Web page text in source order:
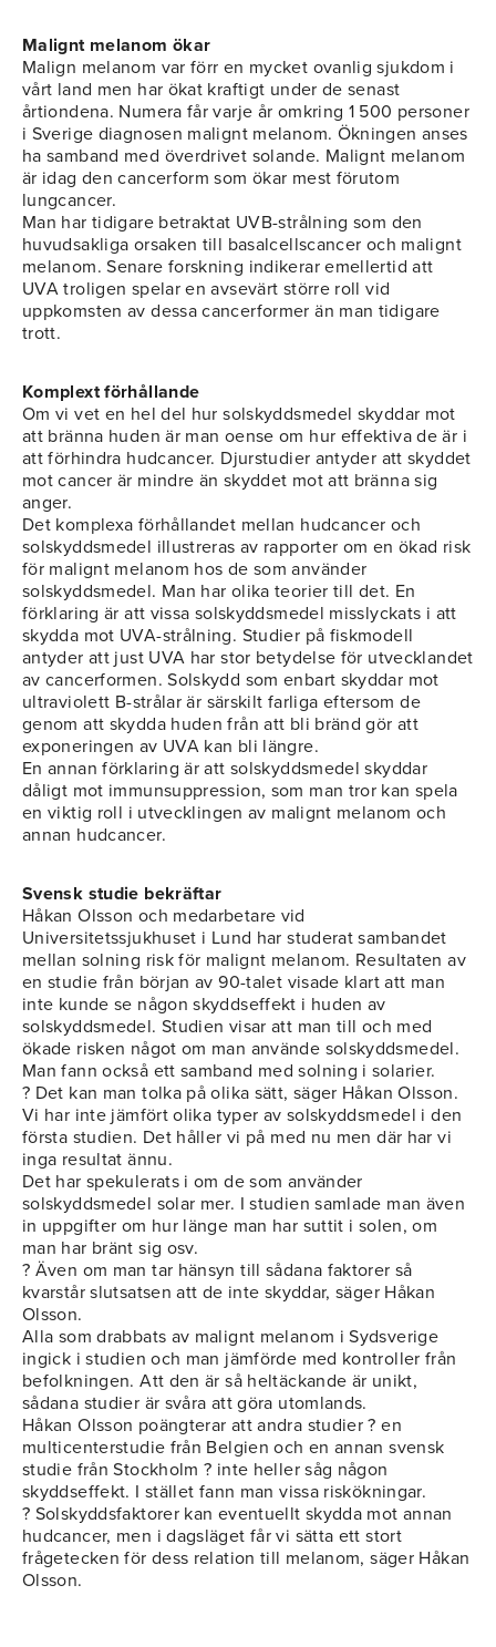
Malignt melanom ökar
Malign melanom var förr en mycket ovanlig sjukdom i
vårt land men har ökat kraftigt under de senast
årtiondena. Numera får varje år omkring 1 500 personer
i Sverige diagnosen malignt melanom. Ökningen anses
ha samband med överdrivet solande. Malignt melanom
är idag den cancerform som ökar mest förutom
lungcancer.
Man har tidigare betraktat UVB-strålning som den
huvudsakliga orsaken till basalcellscancer och malignt
melanom. Senare forskning indikerar emellertid att
UVA troligen spelar en avsevärt större roll vid
uppkomsten av dessa cancerformer än man tidigare
trott.
Komplext förhållande
Om vi vet en hel del hur solskyddsmedel skyddar mot
att bränna huden är man oense om hur effektiva de är i
att förhindra hudcancer. Djurstudier antyder att skyddet
mot cancer är mindre än skyddet mot att bränna sig
anger.
Det komplexa förhållandet mellan hudcancer och
solskyddsmedel illustreras av rapporter om en ökad risk
för malignt melanom hos de som använder
solskyddsmedel. Man har olika teorier till det. En
förklaring är att vissa solskyddsmedel misslyckats i att
skydda mot UVA-strålning. Studier på fiskmodell
antyder att just UVA har stor betydelse för utvecklandet
av cancerformen. Solskydd som enbart skyddar mot
ultraviolett B-strålar är särskilt farliga eftersom de
genom att skydda huden från att bli bränd gör att
exponeringen av UVA kan bli längre.
En annan förklaring är att solskyddsmedel skyddar
dåligt mot immunsuppression, som man tror kan spela
en viktig roll i utvecklingen av malignt melanom och
annan hudcancer.
Svensk studie bekräftar
Håkan Olsson och medarbetare vid
Universitetssjukhuset i Lund har studerat sambandet
mellan solning risk för malignt melanom. Resultaten av
en studie från början av 90-talet visade klart att man
inte kunde se någon skyddseffekt i huden av
solskyddsmedel. Studien visar att man till och med
ökade risken något om man använde solskyddsmedel.
Man fann också ett samband med solning i solarier.
? Det kan man tolka på olika sätt, säger Håkan Olsson.
Vi har inte jämfört olika typer av solskyddsmedel i den
första studien. Det håller vi på med nu men där har vi
inga resultat ännu.
Det har spekulerats i om de som använder
solskyddsmedel solar mer. I studien samlade man även
in uppgifter om hur länge man har suttit i solen, om
man har bränt sig osv.
? Även om man tar hänsyn till sådana faktorer så
kvarstår slutsatsen att de inte skyddar, säger Håkan
Olsson.
Alla som drabbats av malignt melanom i Sydsverige
ingick i studien och man jämförde med kontroller från
befolkningen. Att den är så heltäckande är unikt,
sådana studier är svåra att göra utomlands.
Håkan Olsson poängterar att andra studier ? en
multicenterstudie från Belgien och en annan svensk
studie från Stockholm ? inte heller såg någon
skyddseffekt. I stället fann man vissa riskökningar.
? Solskyddsfaktorer kan eventuellt skydda mot annan
hudcancer, men i dagsläget får vi sätta ett stort
frågetecken för dess relation till melanom, säger Håkan
Olsson.